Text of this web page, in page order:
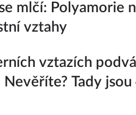
mlčí: Polyamorie
vztahy
vztazích
Nevěříte? Tady